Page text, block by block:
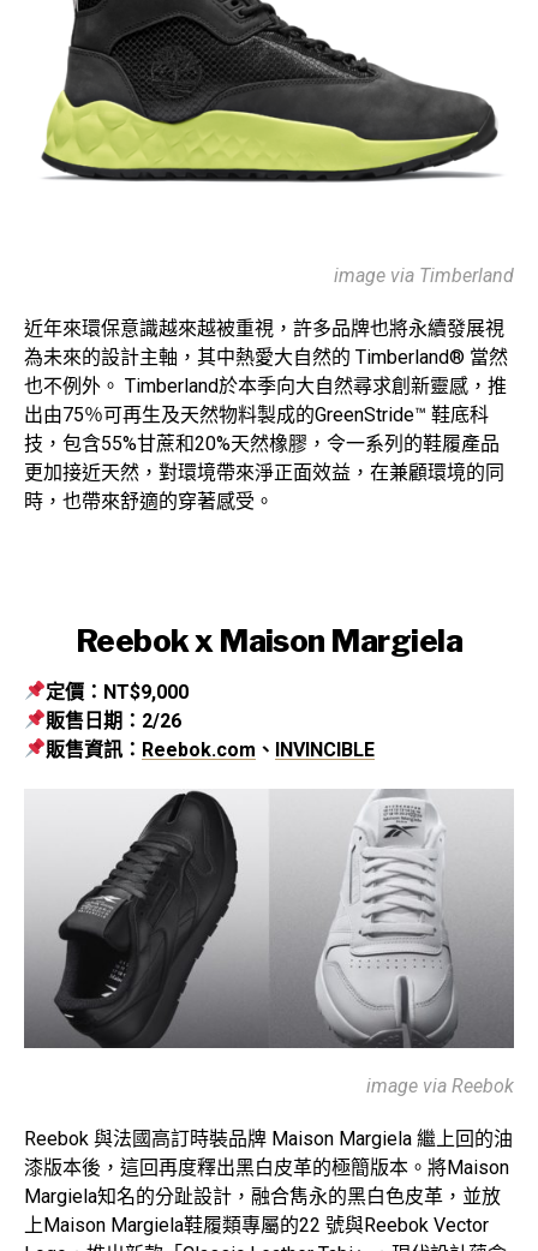
image via Timberland
近年來環保意識越來越被重視，許多品牌也將永續發展視
為未來的設計主軸，其中熱愛大自然的 Timberland® 當然
也不例外。 Timberland於本季向大自然尋求創新靈感，推
出由75％可再生及天然物料製成的GreenStride™ 鞋底科
技，包含55%甘蔗和20%天然橡膠，令一系列的鞋履產品
更加接近天然，對環境帶來淨正面效益，在兼顧環境的同
時，也帶來舒適的穿著感受。
Reebok x Maison Margiela
定價：NT$9,000
販售日期：2/26
販售資訊： Reebok.com 、 INVINCIBLE
image via Reebok
Reebok 與法國高訂時裝品牌 Maison Margiela 繼上回的油
漆版本後，這回再度釋出黑白皮革的極簡版本。將Maison
Margiela知名的分趾設計，融合雋永的黑白色皮革，並放
上Maison Margiela鞋履類專屬的22 號與Reebok Vector